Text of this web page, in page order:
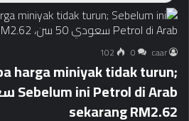
caar
0
102
harga miniyak tidak turun;
sekarang RM2.62